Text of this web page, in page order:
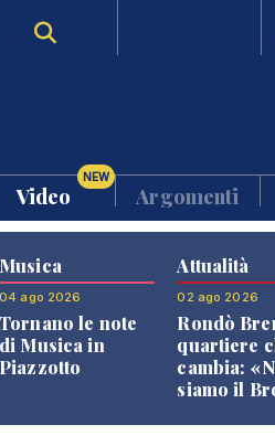
Video
NEW
Argomenti
Musica
04 ago 2026
Tornano le note
di Musica in
Piazzotto
Attualità
02 ago 2026
Rondò
quartiere
cambia:
siamo il